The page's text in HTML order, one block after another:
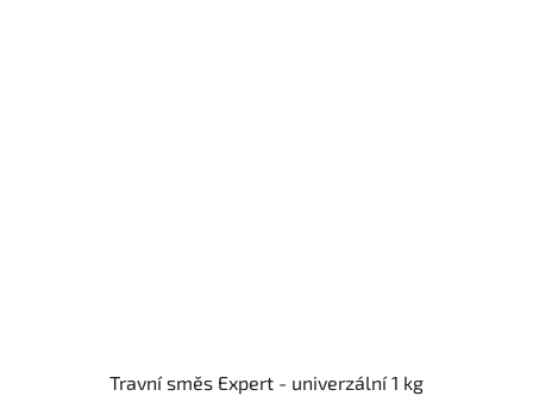
Travní směs Expert - univerzální 1 kg